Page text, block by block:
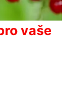
vaše